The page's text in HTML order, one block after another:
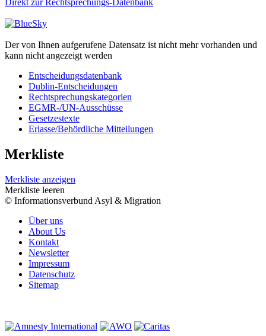
Direkt zur Rechtsprechungs-Datenbank
Der von Ihnen aufgerufene Datensatz ist nicht mehr vorhanden und
kann nicht angezeigt werden
Entscheidungsdatenbank
Dublin-Entscheidungen
Rechtsprechungskategorien
EGMR-/UN-Ausschüsse
Gesetzestexte
Erlasse/Behördliche Mitteilungen
Merkliste
Merkliste anzeigen
Merkliste leeren
© Informationsverbund Asyl & Migration
Über uns
About Us
Kontakt
Newsletter
Impressum
Datenschutz
Sitemap